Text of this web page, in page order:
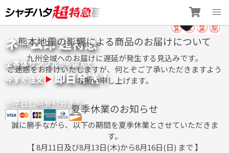
to
content
ネーム印 超特急
全書体サンプルから選んで
今すぐ注文 即日発送！
※平日12時受付分まで
熊本地震の影響による商品のお届けについて
九州全域へのお届けに遅延が発生する見込みです。
ご迷惑をお掛けいたしますが、何とぞご了承いただきますよう
お願い申し上げます。
夏季休業のお知らせ
誠に勝手ながら、以下の期間を夏季休業とさせていただきま
す。
【 8月11日及び8月13日(木)から8月16日(日) まで 】